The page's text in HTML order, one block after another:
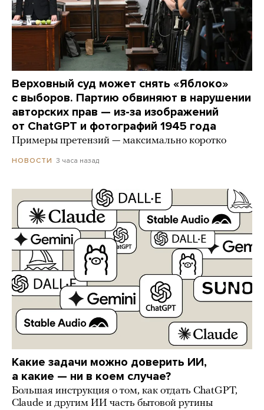
Верховный суд может снять «Яблоко»
с выборов. Партию обвиняют в нарушении
авторских прав — из-за изображений
от ChatGPT и фотографий 1945 года
Примеры претензий — максимально коротко
НОВОСТИ 3 часа назад
Какие задачи можно доверить ИИ,
а какие — ни в коем случае?
Большая инструкция о том, как отдать ChatGPT,
Claude и другим ИИ часть бытовой рутины